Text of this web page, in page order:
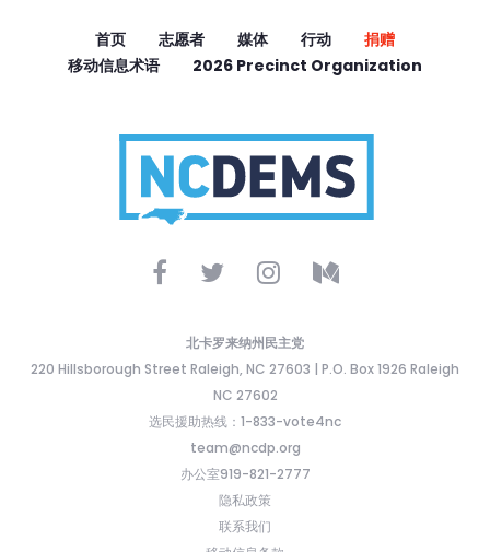
首页 志愿者 媒体 行动
捐赠
移动信息术语
2026 Precinct Organization
北卡罗来纳州民主党
220 Hillsborough Street Raleigh, NC 27603 | P.O. Box 1926 Raleigh
NC 27602
选民援助热线：1-833-vote4nc
team@ncdp.org
办公室919-821-2777
隐私政策
联系我们